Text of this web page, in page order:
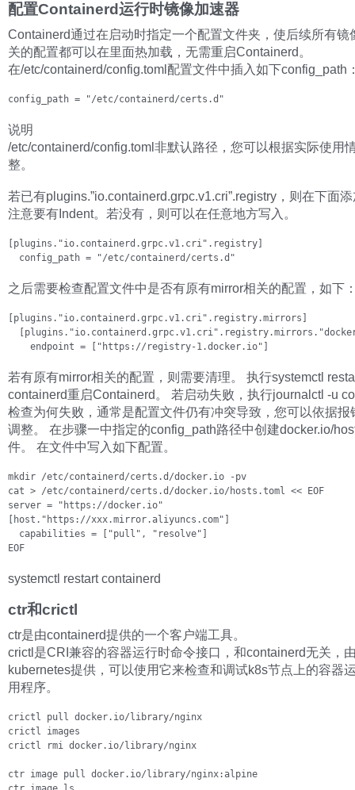
配置Containerd运行时镜像加速器
Containerd通过在启动时指定一个配置文件夹，使后续所有镜
关的配置都可以在里面热加载，无需重启Containerd。
在/etc/containerd/config.toml配置文件中插入如下config_path
说明
/etc/containerd/config.toml非默认路径，您可以根据实际使用
整。
若已有plugins.”io.containerd.grpc.v1.cri”.registry，则在下面
注意要有Indent。若没有，则可以在任意地方写入。
[plugins."io.containerd.grpc.v1.cri".registry]
  config_path = "/etc/containerd/certs.d"
之后需要检查配置文件中是否有原有mirror相关的配置，如下
[plugins."io.containerd.grpc.v1.cri".registry.mirrors]
    endpoint = ["https://registry-1.docker.io"]
若有原有mirror相关的配置，则需要清理。 执行systemctl
containerd重启Containerd。 若启动失败，执行journalctl -u
检查为何失败，通常是配置文件仍有冲突导致，您可以依据报
调整。 在步骤一中指定的config_path路径中创建docker.io/
件。 在文件中写入如下配置。
mkdir /etc/containerd/certs.d/docker.io -pv
cat > /etc/containerd/certs.d/docker.io/hosts.toml << EOF
server = "https://docker.io"
[host."https://xxx.mirror.aliyuncs.com"]
  capabilities = ["pull", "resolve"]
EOF
systemctl restart containerd
ctr和crictl
ctr是由containerd提供的一个客户端工具。
crictl是CRI兼容的容器运行时命令接口，和containerd无关，
kubernetes提供，可以使用它来检查和调试k8s节点上的容器
用程序。
crictl pull docker.io/library/nginx
crictl images
crictl rmi docker.io/library/nginx
ctr image pull docker.io/library/nginx:alpine